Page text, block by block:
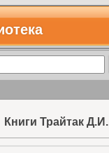
Книги Трайтак Д.И.